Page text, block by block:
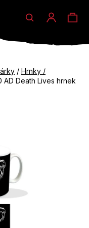
Hledat
/ Hrnky /
Death Lives hrnek